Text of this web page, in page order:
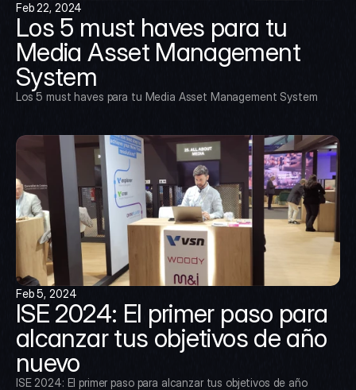
Feb 22, 2024
Los 5 must haves para tu
Media Asset Management
System
Los 5 must haves para tu Media Asset Management System
Feb 5, 2024
ISE 2024: El primer paso para
alcanzar tus objetivos de año
nuevo
ISE 2024: El primer paso para alcanzar tus objetivos de año